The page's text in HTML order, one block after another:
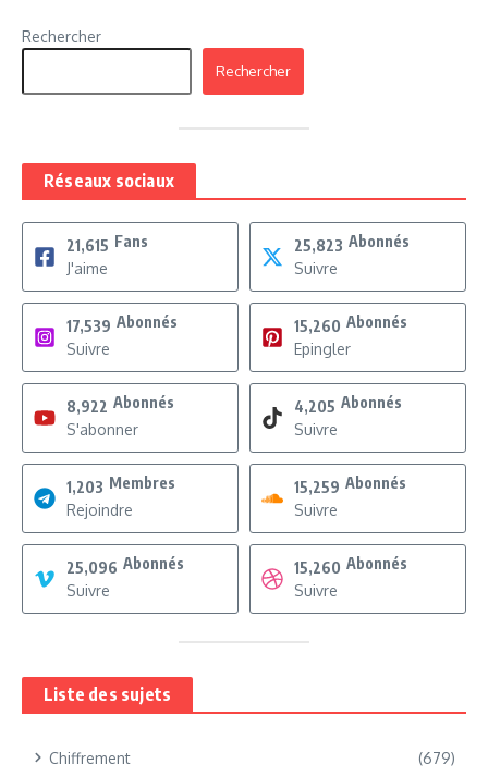
Rechercher
Rechercher
Réseaux sociaux
21,615 Fans
J'aime
25,823 Abonnés
Suivre
17,539 Abonnés
Suivre
15,260 Abonnés
Epingler
8,922 Abonnés
S'abonner
4,205 Abonnés
Suivre
1,203 Membres
Rejoindre
15,259 Abonnés
Suivre
25,096 Abonnés
Suivre
15,260 Abonnés
Suivre
Liste des sujets
Chiffrement (679)